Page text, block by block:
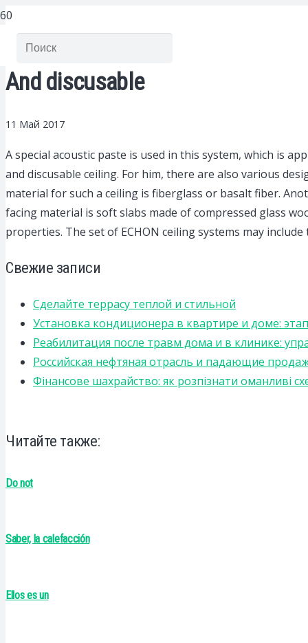
And discusable
11 Май 2017
A special acoustic paste is used in this system, which is
and discusable ceiling. For him, there are also various
material for such a ceiling is fiberglass or basalt fiber.
facing material is soft slabs made of compressed glass
properties. The set of ECHON ceiling systems may
Свежие записи
Сделайте террасу теплой и стильной
Установка кондиционера в квартире и доме:
Реабилитация после травм дома и в клинике:
Российская нефтяная отрасль и падающие
Фінансове шахрайство: як розпізнати оманливі
Читайте также:
Do not
Saber, la calefacción
Ellos es un